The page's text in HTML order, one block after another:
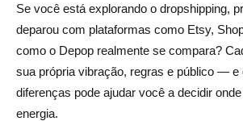
Se você está explorando o dropshipping,
deparou com plataformas como Etsy,
como o Depop realmente se compara?
sua própria vibração, regras e público — e
diferenças pode ajudar você a decidir
energia.